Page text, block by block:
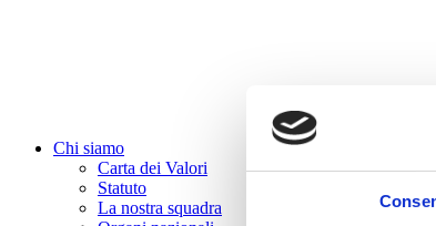
Chi siamo
Carta dei Valori
Statuto
La nostra squadra